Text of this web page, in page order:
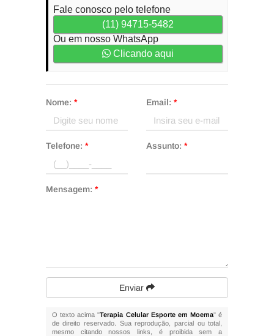
Fale conosco pelo telefone
(11) 94715-5482
Ou em nosso WhatsApp
Clicando aqui
Nome: * Email: *
Telefone: * Assunto: *
Mensagem: *
Enviar
O texto acima "Terapia Celular Esporte em Moema" é
de direito reservado. Sua reprodução, parcial ou total,
mesmo citando nossos links, é proibida sem a